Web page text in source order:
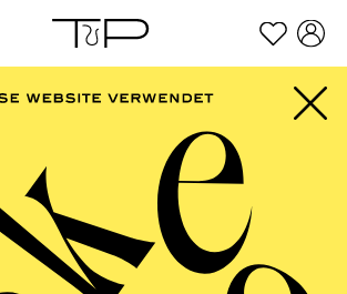
springen Zum Footer springen
BALLETT